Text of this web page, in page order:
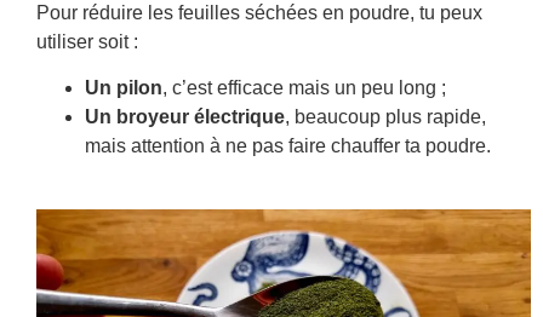
Pour réduire les feuilles séchées en poudre, tu peux
utiliser soit :
Un pilon, c’est efficace mais un peu long ;
Un broyeur électrique, beaucoup plus rapide,
mais attention à ne pas faire chauffer ta poudre.